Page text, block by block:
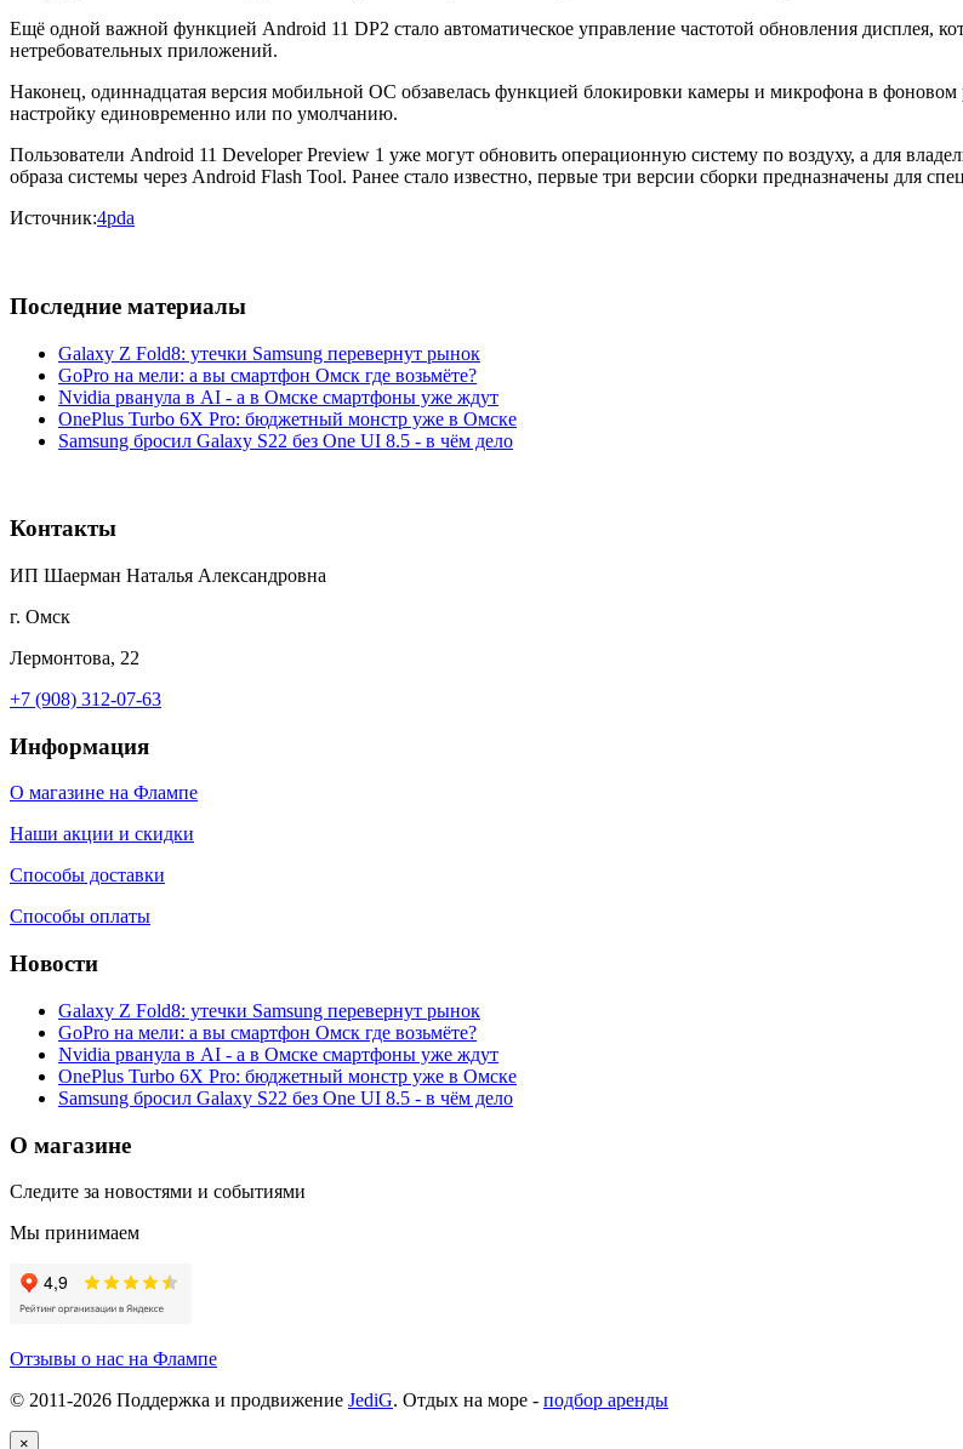
Ещё одной важной функцией Android 11 DP2 стало автоматическое управление частотой обновления дисплея,
нетребовательных приложений.
Наконец, одиннадцатая версия мобильной ОС обзавелась функцией блокировки камеры и микрофона в
настройку единовременно или по умолчанию.
Пользователи Android 11 Developer Preview 1 уже могут обновить операционную систему по воздуху, а для
образа системы через Android Flash Tool. Ранее стало известно, первые три версии сборки предназначены для
Источник:4pda
Последние материалы
Galaxy Z Fold8: утечки Samsung перевернут рынок
GoPro на мели: а вы смартфон Омск где возьмёте?
Nvidia рванула в AI - а в Омске смартфоны уже ждут
OnePlus Turbo 6X Pro: бюджетный монстр уже в Омске
Samsung бросил Galaxy S22 без One UI 8.5 - в чём дело
Контакты
ИП Шаерман Наталья Александровна
г. Омск
Лермонтова, 22
+7 (908) 312-07-63
Информация
О магазине на Флампе
Наши акции и скидки
Способы доставки
Способы оплаты
Новости
Galaxy Z Fold8: утечки Samsung перевернут рынок
GoPro на мели: а вы смартфон Омск где возьмёте?
Nvidia рванула в AI - а в Омске смартфоны уже ждут
OnePlus Turbo 6X Pro: бюджетный монстр уже в Омске
Samsung бросил Galaxy S22 без One UI 8.5 - в чём дело
О магазине
Следите за новостями и событиями
Мы принимаем
Отзывы о нас на Флампе
© 2011-2026 Поддержка и продвижение JediG. Отдых на море - подбор аренды
×